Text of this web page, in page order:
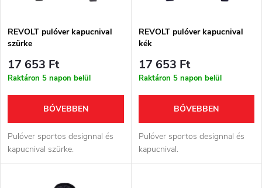
e
k
r
e
n
é
k
e
l
i
REVOLT pulóver kapucnival
szürke
17 653 Ft
Raktáron 5 napon belül
BŐVEBBEN
Pulóver sportos designnal és
kapucnival szürke.
REVOLT pulóver kapucnival
kék
17 653 Ft
Raktáron 5 napon belül
BŐVEBBEN
Pulóver sportos designnal és
kapucnival.